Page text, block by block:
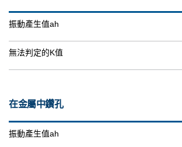
振動產生值ah
無法判定的K值
在金屬中鑽孔
振動產生值ah